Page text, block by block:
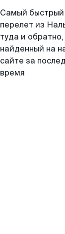
Самый
перелет из
туда и обратно,
найденный на
сайте за
время